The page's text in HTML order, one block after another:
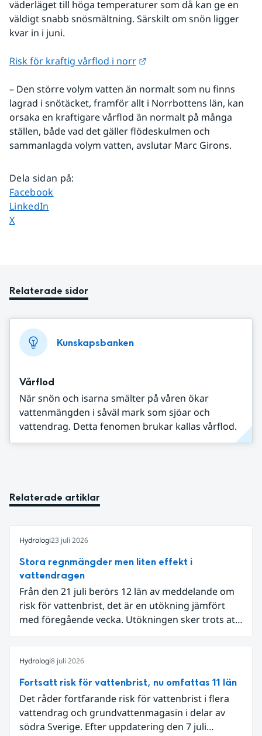
väderläget till höga temperaturer som då kan ge en
väldigt snabb snösmältning. Särskilt om snön ligger
kvar in i juni.
Risk för kraftig vårflod i norr
– Den större volym vatten än normalt som nu finns
lagrad i snötäcket, framför allt i Norrbottens län, kan
orsaka en kraftigare vårflod än normalt på många
ställen, både vad det gäller flödeskulmen och
sammanlagda volym vatten, avslutar Marc Girons.
Dela sidan på:
Dela sidan på
Facebook
Dela sidan på
LinkedIn
Dela sidan på
X
Relaterade sidor
Kunskapsbanken
Vårflod
När snön och isarna smälter på våren ökar
vattenmängden i såväl mark som sjöar och
vattendrag. Detta fenomen brukar kallas vårflod.
Relaterade artiklar
Hydrologi23 juli 2026
Stora regnmängder men liten effekt i
vattendragen
Från den 21 juli berörs 12 län av meddelande om
risk för vattenbrist, det är en utökning jämfört
med föregående vecka. Utökningen sker trots att
och att det på en del håll då kom rikliga
nederbördsmängder.
Hydrologi8 juli 2026
Fortsatt risk för vattenbrist, nu omfattas 11 län
Det råder fortfarande risk för vattenbrist i flera
vattendrag och grundvattenmagasin i delar av
södra Sverige. Efter uppdatering den 7 juli